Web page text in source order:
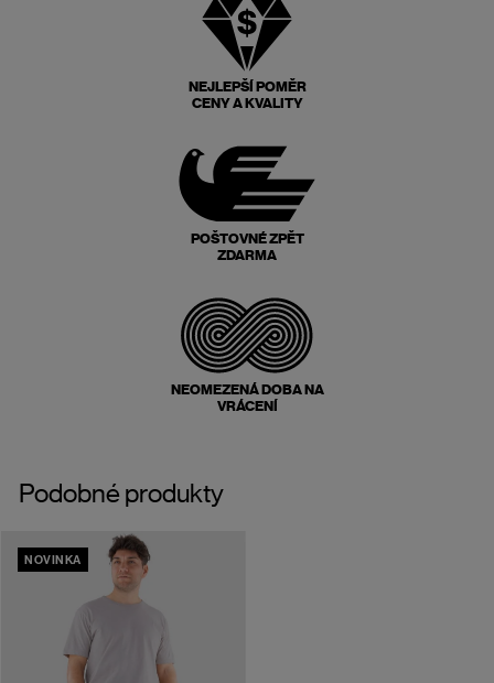
NEJLEPŠÍ POMĚR
CENY A KVALITY
POŠTOVNÉ ZPĚT
ZDARMA
NEOMEZENÁ DOBA NA
VRÁCENÍ
Podobné produkty
NOVINKA